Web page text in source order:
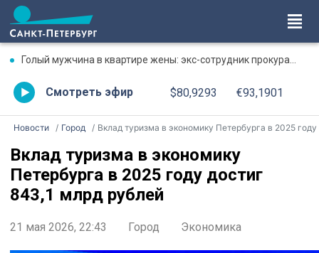
Голый мужчина в квартире жены: экс-сотрудник прокуратуры рассказал, почему совершил убийство
Смотреть эфир $80,9293 €93,1901
Новости Город Вклад туризма в экономику Петербурга в 2025 году достиг 843,1 млрд рублей
Вклад туризма в экономику
Петербурга в 2025 году достиг
843,1 млрд рублей
21 мая 2026, 22:43 Город Экономика